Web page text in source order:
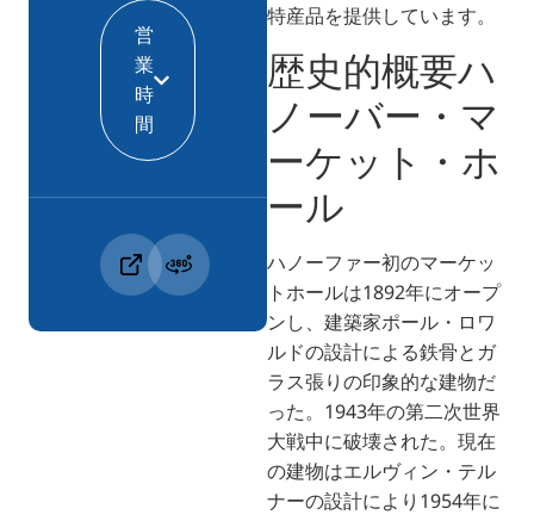
特産品を提供しています。
歴史的概要ハ
ノーバー・マ
ーケット・ホ
ール
ハノーファー初のマーケッ
トホールは1892年にオープ
ンし、建築家ポール・ロワ
ルドの設計による鉄骨とガ
ラス張りの印象的な建物だ
った。1943年の第二次世界
大戦中に破壊された。現在
の建物はエルヴィン・テル
ナーの設計により1954年に
営
業
時
間